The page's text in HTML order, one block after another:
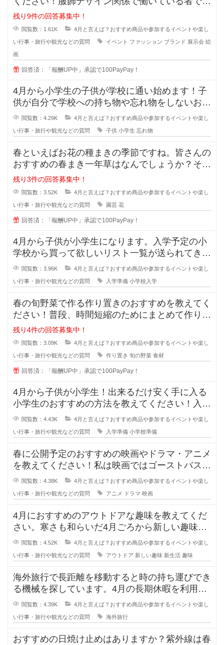
が、新しいデザインのインスピレー
残り9件の回答募集中！
閲覧数：1.61K 4月と言えば？おすすめ商品や参加するイベントや楽し
い行事・旅行や観光などの質問 イベント ファッション ブランド 展示会 絵
画
回答済：「報酬UP中」承認で100PayPay！
4月から小学生の子供が学校に通い始めます！子
供が自分で学校への持ち物や忘れ物をしないおす
すめの方法を教えてください！どう
閲覧数：4.29K 4月と言えば？おすすめ商品や参加するイベントや楽し
い行事・旅行や観光などの質問 子供 小学生 忘れ物
春といえばお花の種まきの季節ですね。皆さんの
おすすめの春まき一年草はなんでしょうか？そろ
そろ花壇の準備をしなくてはと思っ
残り3件の回答募集中！
閲覧数：3.52K 4月と言えば？おすすめ商品や参加するイベントや楽し
い行事・旅行や観光などの質問 園芸 花
回答済：「報酬UP中」承認で100PayPay！
4月から子供が小学生になります。入学予定の小
学校から買って欲しいリスト一覧が送られてきま
したが、量が多くて買うにもお金が
閲覧数：3.96K 4月と言えば？おすすめ商品や参加するイベントや楽し
い行事・旅行や観光などの質問 入学準備 小学校入学
春の旬野菜で作る作り置きのおすすめを教えてく
ださい！普段、時間短縮のためにまとめて作り置
きを作っておくことが多いのですが
残り4件の回答募集中！
閲覧数：3.09K 4月と言えば？おすすめ商品や参加するイベントや楽し
い行事・旅行や観光などの質問 作り置き 旬の野菜 食材
回答済：「報酬UP中」承認で100PayPay！
4月から子供が小学生！出来るだけ安く手に入る
小学生のおすすめの方法を教えてください！入学
予定の小学校から買って欲しいリス
閲覧数：4.43K 4月と言えば？おすすめ商品や参加するイベントや楽し
い行事・旅行や観光などの質問 入学準備 小学校準備
春に公開予定のおすすめの映画やドラマ・アニメ
を教えてください！私は映画ではゴーストバスタ
ーズとゴジラ×コングです！ゴース
閲覧数：4.38K 4月と言えば？おすすめ商品や参加するイベントや楽し
い行事・旅行や観光などの質問 アニメ ドラマ 映画
4月におすすめのアウトドアな趣味を教えてくだ
さい。寒さも和らいだ4月ごろから新しい趣味を
開拓したいのですが、外で行う手軽
閲覧数：4.52K 4月と言えば？おすすめ商品や参加するイベントや楽し
い行事・旅行や観光などの質問 アウトドア 新しい趣味 新生活 趣味
海外旅行で長距離を移動すると時の持ち運びでき
る機械を探しています。4月の長期休暇を利用し
て母と海外旅行に行きます。しかし
閲覧数：4.39K 4月と言えば？おすすめ商品や参加するイベントや楽し
い行事・旅行や観光などの質問 海外旅行
おすすめの日焼け止めはありますか？紫外線は春